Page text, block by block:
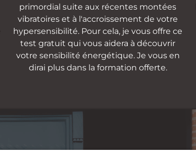
primordial suite aux récentes montées
vibratoires et à l'accroissement de votre
hypersensibilité. Pour cela, je vous offre ce
test gratuit qui vous aidera à découvrir
votre sensibilité énergétique. Je vous en
dirai plus dans la formation offerte.